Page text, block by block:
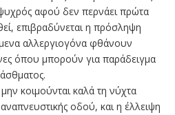
αφού δεν περνάει πρώτα
επιβραδύνεται η πρόσληψη
αλλεργιογόνα φθάνουν
όπου μπορούν για παράδειγμα
κοιμούνται καλά τη νύχτα
οδού, και η έλλειψη